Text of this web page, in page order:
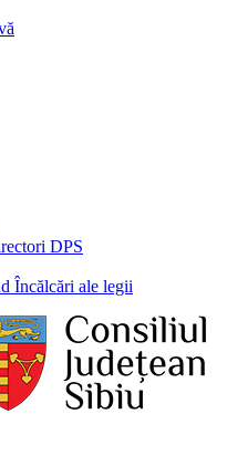
DPS
Încălcări ale legii